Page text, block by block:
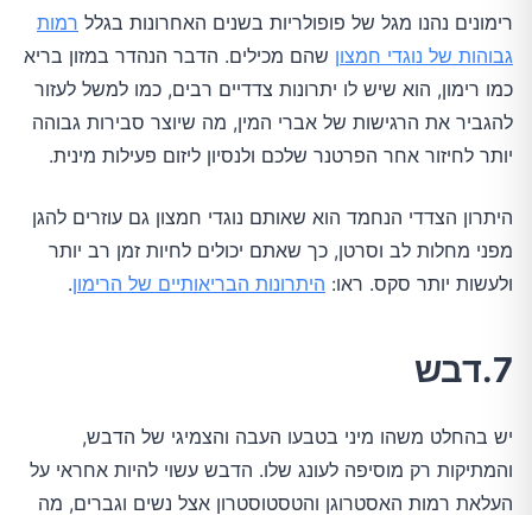
רימונים נהנו מגל של פופולריות בשנים האחרונות בגלל רמות
גבוהות של נוגדי חמצון שהם מכילים. הדבר הנהדר במזון בריא
כמו רימון, הוא שיש לו יתרונות צדדיים רבים, כמו למשל לעזור
להגביר את הרגישות של אברי המין, מה שיוצר סבירות גבוהה
יותר לחיזור אחר הפרטנר שלכם ולנסיון ליזום פעילות מינית.
היתרון הצדדי הנחמד הוא שאותם נוגדי חמצון גם עוזרים להגן
מפני מחלות לב וסרטן, כך שאתם יכולים לחיות זמן רב יותר
ולעשות יותר סקס. ראו: היתרונות הבריאותיים של הרימון.
7.דבש
יש בהחלט משהו מיני בטבעו העבה והצמיגי של הדבש,
והמתיקות רק מוסיפה לעונג שלו. הדבש עשוי להיות אחראי על
העלאת רמות האסטרוגן והטסטוסטרון אצל נשים וגברים, מה